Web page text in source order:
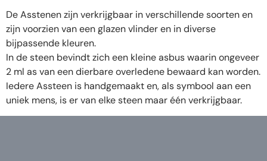
De Asstenen zijn verkrijgbaar in verschillende soorten en
zijn voorzien van een glazen vlinder en in diverse
bijpassende kleuren.
In de steen bevindt zich een kleine asbus waarin ongeveer
2 ml as van een dierbare overledene bewaard kan worden.
Iedere Assteen is handgemaakt en, als symbool aan een
uniek mens, is er van elke steen maar één verkrijgbaar.